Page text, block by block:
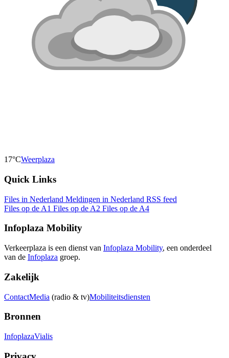
17°CWeerplaza
Quick Links
Files in Nederland Meldingen in Nederland RSS feed
Files op de A1 Files op de A2 Files op de A4
Infoplaza Mobility
Verkeerplaza is een dienst van Infoplaza Mobility, een onderdeel
van de Infoplaza groep.
Zakelijk
ContactMedia (radio & tv)Mobiliteitsdiensten
Bronnen
InfoplazaVialis